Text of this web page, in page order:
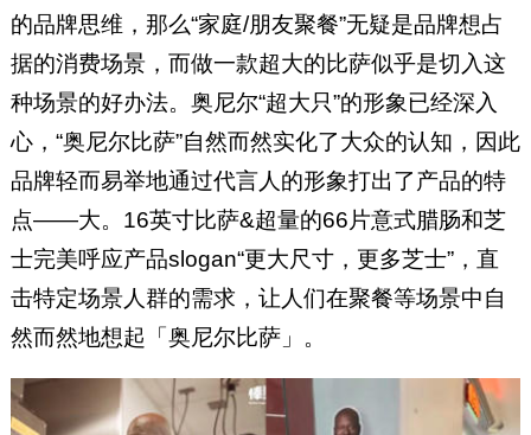
的品牌思维，那么“家庭/朋友聚餐”无疑是品牌想占
据的消费场景，而做一款超大的比萨似乎是切入这
种场景的好办法。奥尼尔“超大只”的形象已经深入
心，“奥尼尔比萨”自然而然实化了大众的认知，因此
品牌轻而易举地通过代言人的形象打出了产品的特
点——大。16英寸比萨&超量的66片意式腊肠和芝
士完美呼应产品slogan“更大尺寸，更多芝士”，直
击特定场景人群的需求，让人们在聚餐等场景中自
然而然地想起「奥尼尔比萨」。